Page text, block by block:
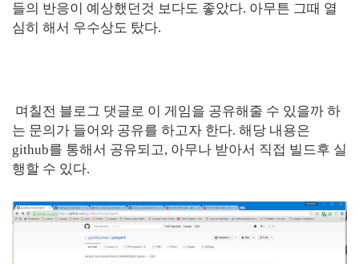
들의 반응이 예상했던것 보다도 좋았다. 아무튼 그때 열
심히 해서 우수상도 탔다.
며칠전 블로그 댓글로 이 게임을 공유해줄 수 있을까 하
는 문의가 들어와 공유를 하고자 한다. 해당 내용은
github를 통해서 공유되고, 아무나 받아서 직접 빌드후 실
행할 수 있다.